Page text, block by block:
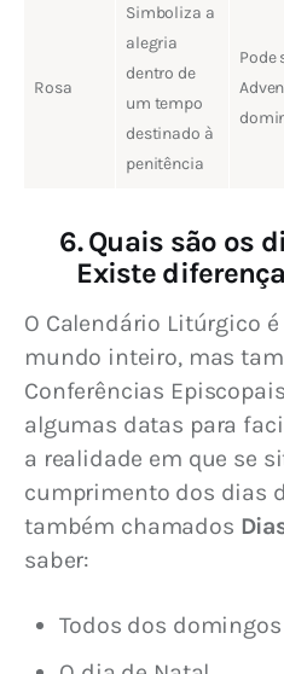
Rosa
Simboliza a
alegria
dentro de
um tempo
destinado à
penitência
Pode
6. Quais são os
Existe
O Calendário Litúrgico
mundo inteiro, mas
Conferências
algumas datas para
a realidade em que se
cumprimento dos dias
também chamados
saber:
Todos dos